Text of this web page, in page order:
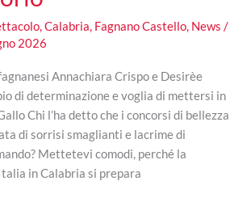
,Calabria, Fagnano Castello, News /
2026
Annachiara Crispo e Desirèe
di determinazione e voglia di mettersi in
Chi l’ha detto che i concorsi di bellezza
di sorrisi smaglianti e lacrime di
Mettetevi comodi, perché la
in Calabria si prepara